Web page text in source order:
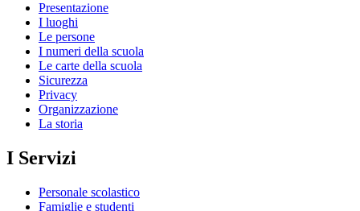
Presentazione
I luoghi
Le persone
I numeri della scuola
Le carte della scuola
Sicurezza
Privacy
Organizzazione
La storia
I Servizi
Personale scolastico
Famiglie e studenti